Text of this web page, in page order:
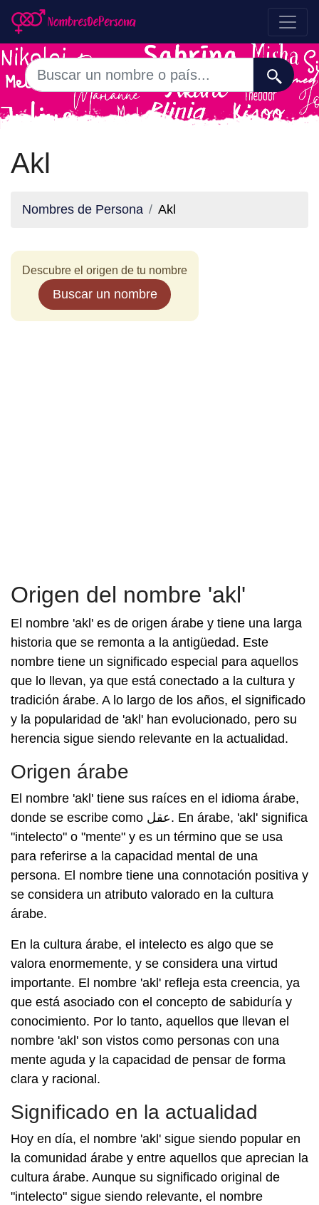
Akl
Nombres de Persona Akl
Descubre el origen de tu nombre
Buscar un nombre
Origen del nombre 'akl'
El nombre 'akl' es de origen árabe y tiene una larga
historia que se remonta a la antigüedad. Este
nombre tiene un significado especial para aquellos
que lo llevan, ya que está conectado a la cultura y
tradición árabe. A lo largo de los años, el significado
y la popularidad de 'akl' han evolucionado, pero su
herencia sigue siendo relevante en la actualidad.
Origen árabe
El nombre 'akl' tiene sus raíces en el idioma árabe,
donde se escribe como عقل. En árabe, 'akl' significa
"intelecto" o "mente" y es un término que se usa
para referirse a la capacidad mental de una
persona. El nombre tiene una connotación positiva y
se considera un atributo valorado en la cultura
árabe.
En la cultura árabe, el intelecto es algo que se
valora enormemente, y se considera una virtud
importante. El nombre 'akl' refleja esta creencia, ya
que está asociado con el concepto de sabiduría y
conocimiento. Por lo tanto, aquellos que llevan el
nombre 'akl' son vistos como personas con una
mente aguda y la capacidad de pensar de forma
clara y racional.
Significado en la actualidad
Hoy en día, el nombre 'akl' sigue siendo popular en
la comunidad árabe y entre aquellos que aprecian la
cultura árabe. Aunque su significado original de
"intelecto" sigue siendo relevante, el nombre